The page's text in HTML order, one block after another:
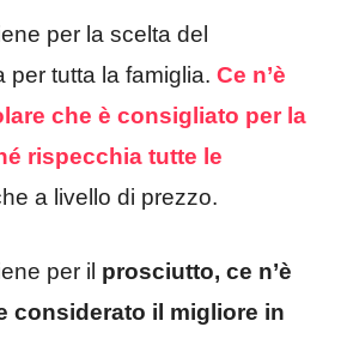
per la scelta del
per tutta la famiglia. Ce n’è
che è consigliato per la
rispecchia tutte le
a livello di prezzo.
per il prosciutto, ce n’è
considerato il migliore in